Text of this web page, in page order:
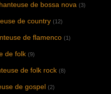
de bossa nova (3)
de country (12)
de flamenco (1)
de folk (9)
de folk rock (8)
de gospel (2)